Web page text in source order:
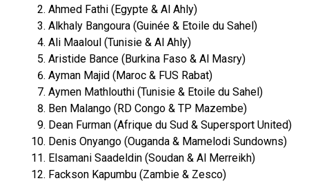
Ahmed Fathi (Egypte & Al Ahly)
Alkhaly Bangoura (Guinée & Etoile du Sahel)
Ali Maaloul (Tunisie & Al Ahly)
Aristide Bance (Burkina Faso & Al Masry)
Ayman Majid (Maroc & FUS Rabat)
Aymen Mathlouthi (Tunisie & Etoile du Sahel)
Ben Malango (RD Congo & TP Mazembe)
Dean Furman (Afrique du Sud & Supersport United)
Denis Onyango (Ouganda & Mamelodi Sundowns)
Elsamani Saadeldin (Soudan & Al Merreikh)
Fackson Kapumbu (Zambie & Zesco)